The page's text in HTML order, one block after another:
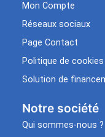
Mon Compte
Réseaux sociaux
Page Contact
Politique de cookies
Solution de
Notre société
Qui sommes-nous ?